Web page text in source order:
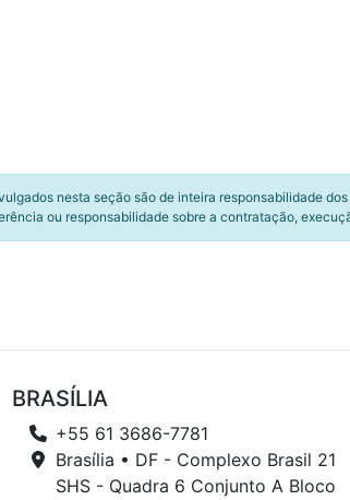
nesta seção são de inteira responsabilidade
ou responsabilidade sobre a contratação,
BRASÍLIA
+55 61 3686-7781
Brasília • DF - Complexo Brasil 21
SHS - Quadra 6 Conjunto A Bloco